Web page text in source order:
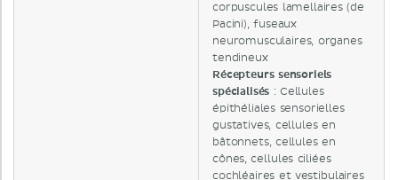
corpuscules lamellaires (de
Pacini), fuseaux
neuromusculaires, organes
tendineux
Récepteurs sensoriels
spécialisés : Cellules
épithéliales sensorielles
gustatives, cellules en
bâtonnets, cellules en
cônes, cellules ciliées
cochléaires et vestibulaires